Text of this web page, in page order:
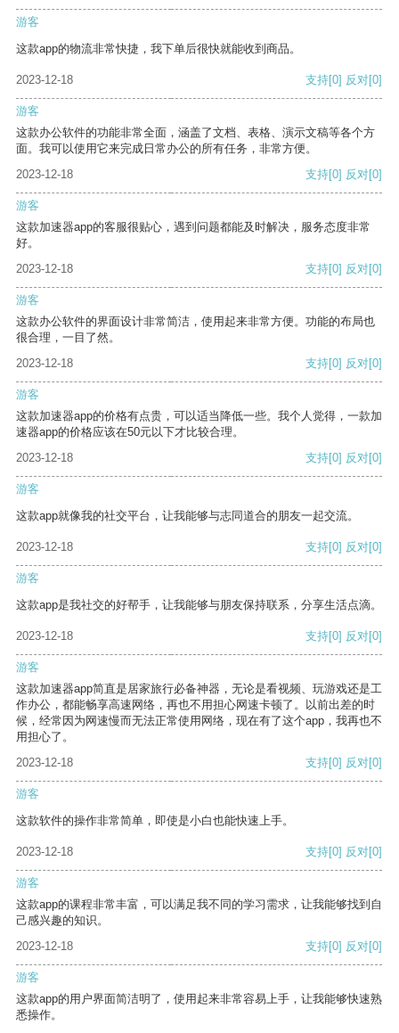
游客
这款app的物流非常快捷，我下单后很快就能收到商品。
2023-12-18 支持[0] 反对[0]
游客
这款办公软件的功能非常全面，涵盖了文档、表格、演示文稿等各个方
面。我可以使用它来完成日常办公的所有任务，非常方便。
2023-12-18
支持[0] 反对[0]
游客
这款加速器app的客服很贴心，遇到问题都能及时解决，服务态度非常
好。
2023-12-18
支持[0] 反对[0]
游客
这款办公软件的界面设计非常简洁，使用起来非常方便。功能的布局也
很合理，一目了然。
2023-12-18
支持[0] 反对[0]
游客
这款加速器app的价格有点贵，可以适当降低一些。我个人觉得，一款加
速器app的价格应该在50元以下才比较合理。
2023-12-18
支持[0] 反对[0]
游客
这款app就像我的社交平台，让我能够与志同道合的朋友一起交流。
2023-12-18 支持[0] 反对[0]
游客
这款app是我社交的好帮手，让我能够与朋友保持联系，分享生活点滴。
2023-12-18 支持[0] 反对[0]
游客
这款加速器app简直是居家旅行必备神器，无论是看视频、玩游戏还是工
作办公，都能畅享高速网络，再也不用担心网速卡顿了。以前出差的时
候，经常因为网速慢而无法正常使用网络，现在有了这个app，我再也不
用担心了。
2023-12-18
支持[0] 反对[0]
游客
这款软件的操作非常简单，即使是小白也能快速上手。
2023-12-18 支持[0] 反对[0]
游客
这款app的课程非常丰富，可以满足我不同的学习需求，让我能够找到自
己感兴趣的知识。
2023-12-18
支持[0] 反对[0]
游客
这款app的用户界面简洁明了，使用起来非常容易上手，让我能够快速熟
悉操作。